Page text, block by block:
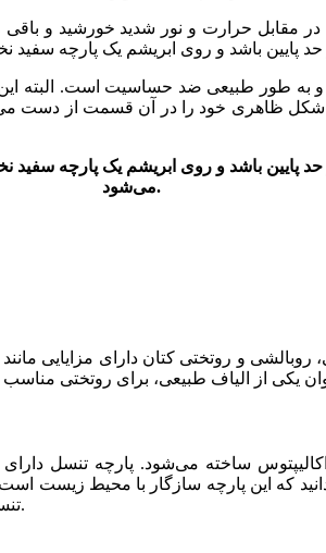
در مقابل حرارت و نور شدید خورشید و
به طور طبیعی ضد حساسیت است. البته
ظاهری خود را در آن قسمت از دست
پایین باشد و روی ابریشم یک پارچه سفید
می‌شود.
روبالشی و روتختی کتان دارای مزایایی
ساخته می‌شود. پارچه تنسل
که این پارچه سازگار با محیط زیست
تنسل، پارچه‌ای خنک محسوب می‌شود؛ اما نسبت به پنبه خنکای کمتری دارد.